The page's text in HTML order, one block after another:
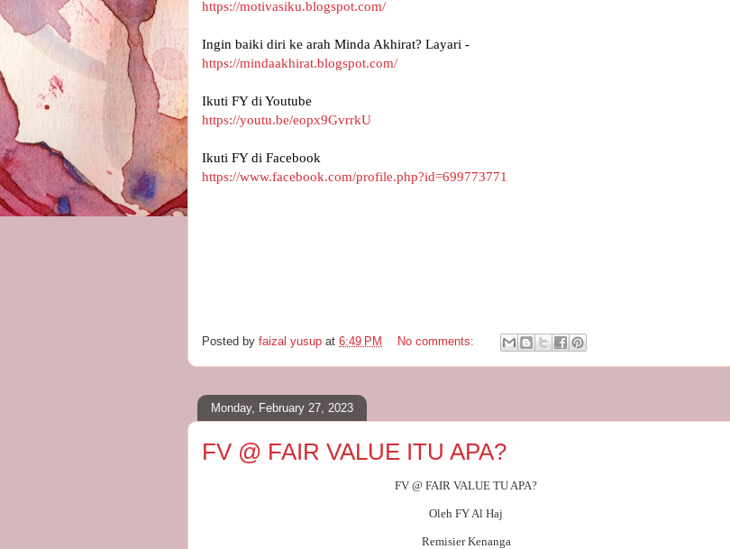
https://motivasiku.blogspot.com/
Ingin baiki diri ke arah Minda Akhirat? Layari -
https://mindaakhirat.blogspot.com/
Ikuti FY di Youtube
https://youtu.be/eopx9GvrrkU
Ikuti FY di Facebook
https://www.facebook.com/profile.php?id=699773771
Posted by faizal yusup at 6:49 PM No comments:
Monday, February 27, 2023
FV @ FAIR VALUE ITU APA?
FV @ FAIR VALUE TU APA?
Oleh FY Al Haj
Remisier Kenanga